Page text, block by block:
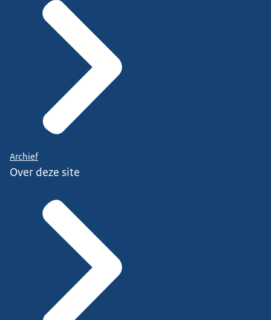
Archief
Over deze site